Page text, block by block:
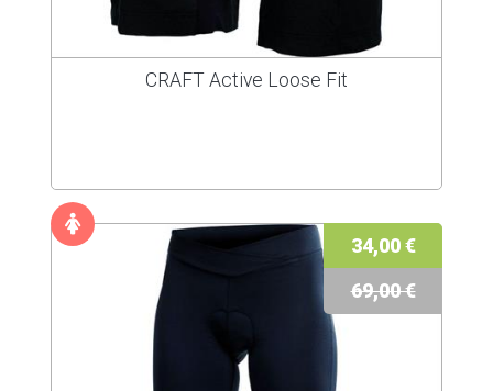
CRAFT Active Loose Fit
34,00 €
69,00 €